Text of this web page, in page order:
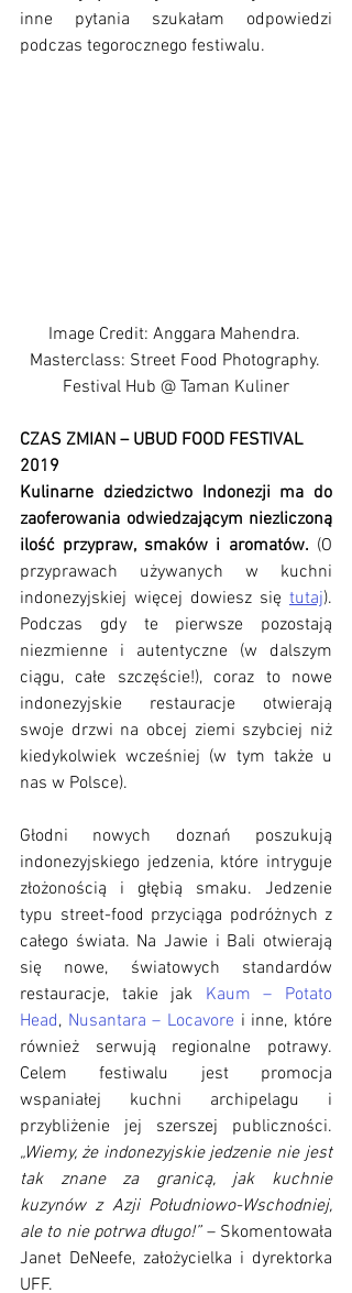
inne pytania szukałam odpowiedzi
podczas tegorocznego festiwalu.
Image Credit: Anggara Mahendra.
Masterclass: Street Food Photography.
Festival Hub @ Taman Kuliner
CZAS ZMIAN – UBUD FOOD FESTIVAL
2019
Kulinarne dziedzictwo Indonezji ma do
zaoferowania odwiedzającym niezliczoną
ilość przypraw, smaków i aromatów. (O
przyprawach używanych w kuchni
indonezyjskiej więcej dowiesz się tutaj).
Podczas gdy te pierwsze pozostają
niezmienne i autentyczne (w dalszym
ciągu, całe szczęście!), coraz to nowe
indonezyjskie restauracje otwierają
swoje drzwi na obcej ziemi szybciej niż
kiedykolwiek wcześniej (w tym także u
nas w Polsce).
Głodni nowych doznań poszukują
indonezyjskiego jedzenia, które intryguje
złożonością i głębią smaku. Jedzenie
typu street-food przyciąga podróżnych z
całego świata. Na Jawie i Bali otwierają
się nowe, światowych standardów
restauracje, takie jak Kaum – Potato
Head, Nusantara – Locavore i inne, które
również serwują regionalne potrawy.
Celem festiwalu jest promocja
wspaniałej kuchni archipelagu i
„Wiemy, że indonezyjskie jedzenie nie jest
tak znane za granicą, jak kuchnie
kuzynów z Azji Południowo-Wschodniej,
ale to nie potrwa długo!” – Skomentowała
Janet DeNeefe, założycielka i dyrektorka
UFF.